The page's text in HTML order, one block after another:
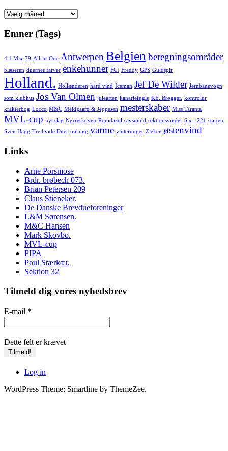
Arkiv
Emner (Tags)
4i1 Mix 79 All-in-One Antwerpen Belgien beregningsområder
blæseren duernes farver enkehunner FCI Freddy GPS Guldspir
Holland. Hollænderen hård vind Iceman Jef De Wilder Jernbanevogn
som klubhus Jos Van Olmen juleaften kanariefugle KE. Brøgger. kontrolur
krakterbog Locco M&C Meldgaard & Jeppesen mesterskaber Miss Taranta
MVL-cup nyt slag Nørreskoven Ronidazol savsmuld sektionsvinder Six - 221
starten
Sven Hägg Tre hvide Duer træning varme vinterunger Zieken østenvind
Links
Arne Porsmose
Brdr. brøbech 073.
Brian Petersen 209
Claus Stieneker.
De Danske Brevdueforeninger
L&M Sørensen.
M&C Hansen
Mark Skovbo.
MVL-cup
PIPA
Poul Stærkær.
Sektion 32
Tilmeld dig vores nyhedsbrev
E-mail *
Dette felt er krævet
Log in
WordPress Theme: Smartline by ThemeZee.